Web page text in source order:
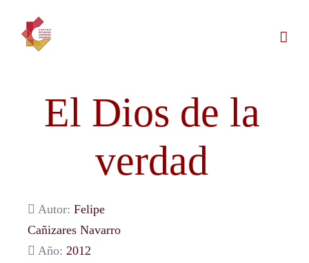
contenido
El Dios de la
verdad
Autor: Felipe
Cañizares Navarro
Año: 2012